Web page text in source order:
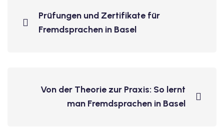
Prüfungen und Zertifikate für
Fremdsprachen in Basel
Von der Theorie zur Praxis: So lernt
man Fremdsprachen in Basel